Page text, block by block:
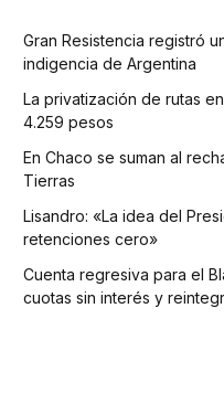
Gran Resistencia registró
indigencia de Argentina
La privatización de rutas
4.259 pesos
En Chaco se suman al
Tierras
Lisandro: «La idea del
retenciones cero»
Cuenta regresiva para el
cuotas sin interés y